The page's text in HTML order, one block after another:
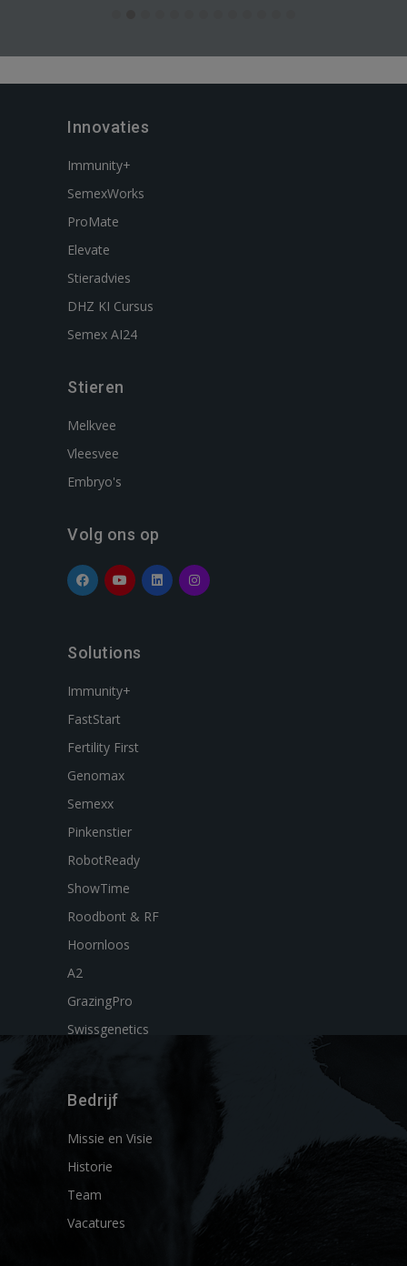
Innovaties
Immunity+
SemexWorks
ProMate
Elevate
Stieradvies
DHZ KI Cursus
Semex AI24
Stieren
Melkvee
Vleesvee
Embryo's
Volg ons op
Solutions
Immunity+
FastStart
Fertility First
Genomax
Semexx
Pinkenstier
RobotReady
ShowTime
Roodbont & RF
Hoornloos
A2
GrazingPro
Swissgenetics
Bedrijf
Missie en Visie
Historie
Team
Vacatures